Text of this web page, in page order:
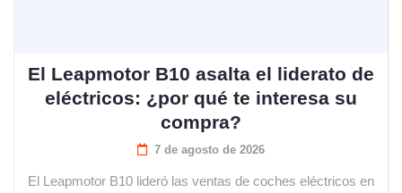
El Leapmotor B10 asalta el liderato de
eléctricos: ¿por qué te interesa su
compra?
7 de agosto de 2026
El Leapmotor B10 lideró las ventas de coches eléctricos en